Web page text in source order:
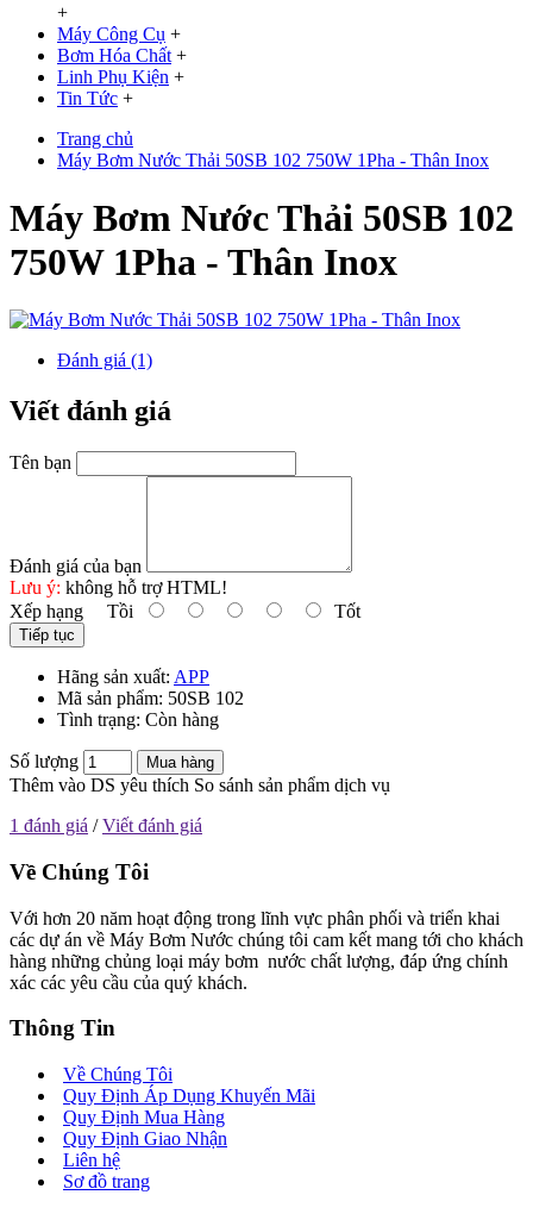
+
Máy Công Cụ +
Bơm Hóa Chất +
Linh Phụ Kiện +
Tin Tức +
Trang chủ
Máy Bơm Nước Thải 50SB 102 750W 1Pha - Thân Inox
Máy Bơm Nước Thải 50SB 102
750W 1Pha - Thân Inox
Đánh giá (1)
Viết đánh giá
Tên bạn
Đánh giá của bạn
Lưu ý: không hỗ trợ HTML!
Xếp hạng Tồi Tốt
Tiếp tục
Hãng sản xuất: APP
Mã sản phẩm: 50SB 102
Tình trạng: Còn hàng
Số lượng Mua hàng
Thêm vào DS yêu thích So sánh sản phẩm dịch vụ
1 đánh giá /Viết đánh giá
Về Chúng Tôi
Với hơn 20 năm hoạt động trong lĩnh vực phân phối và triển khai
các dự án về Máy Bơm Nước chúng tôi cam kết mang tới cho khách
hàng những chủng loại máy bơm nước chất lượng, đáp ứng chính
xác các yêu cầu của quý khách.
Thông Tin
Về Chúng Tôi
Quy Định Áp Dụng Khuyến Mãi
Quy Định Mua Hàng
Quy Định Giao Nhận
Liên hệ
Sơ đồ trang